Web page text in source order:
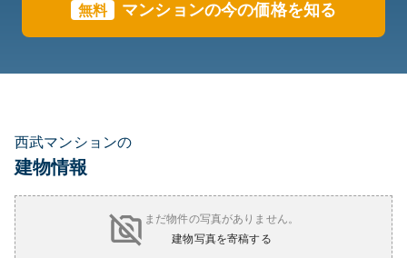
無料 マンションの今の価格を知る
西武マンションの
建物情報
まだ物件の写真がありません。
建物写真を寄稿する